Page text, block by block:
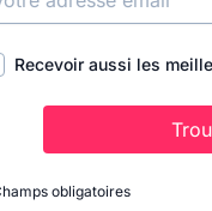
Recevoir aussi les
obligatoires